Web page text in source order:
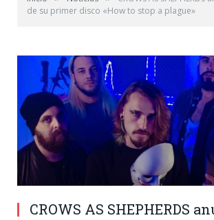
de su primer disco «How to stop a plague»
CROWS AS SHEPHERDS